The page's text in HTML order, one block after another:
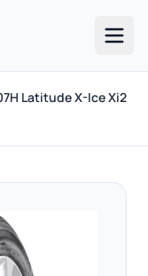
Latitude X-Ice Xi2